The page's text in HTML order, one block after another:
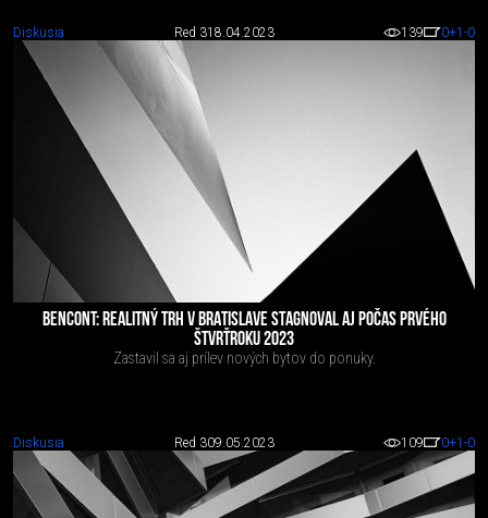
Diskusia Red 318.04.2023 139 0+1 -0
BENCONT: REALITNÝ TRH V BRATISLAVE STAGNOVAL AJ POČAS PRVÉHO
ŠTVRŤROKU 2023
Zastavil sa aj prílev nových bytov do ponuky.
Diskusia Red 309.05.2023 109 0+1 -0